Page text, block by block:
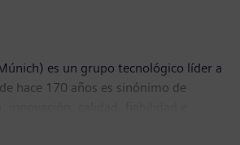
es un grupo tecnológico líder a
hace 170 años es sinónimo de
compañía está presente en todo el